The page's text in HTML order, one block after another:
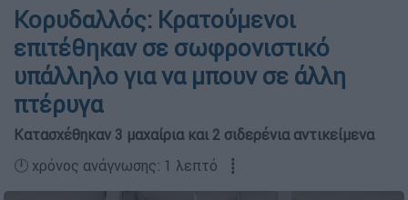
Kορυδαλλός: Κρατούμενοι
επιτέθηκαν σε σωφρονιστικό
υπάλληλο για να μπουν σε άλλη
πτέρυγα
Κατασχέθηκαν 3 μαχαίρια και 2 σιδερένια αντικείμενα
🕛 χρόνος ανάγνωσης: 1 λεπτό ┋